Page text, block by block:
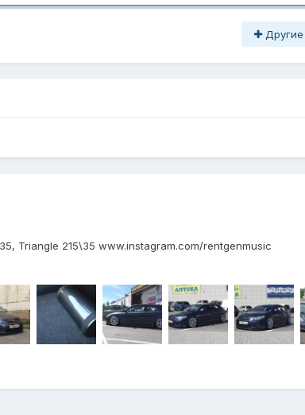
Другие
Triangle 215\35 www.instagram.com/rentgenmusic